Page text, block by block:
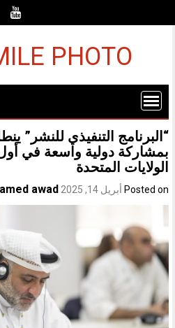
PHOTO
“البرنامج التنفيذي للنشر”
بمشاركة دولية واسعة في
الولايات المتحدة
Posted on أبريل 14, 2025 awad